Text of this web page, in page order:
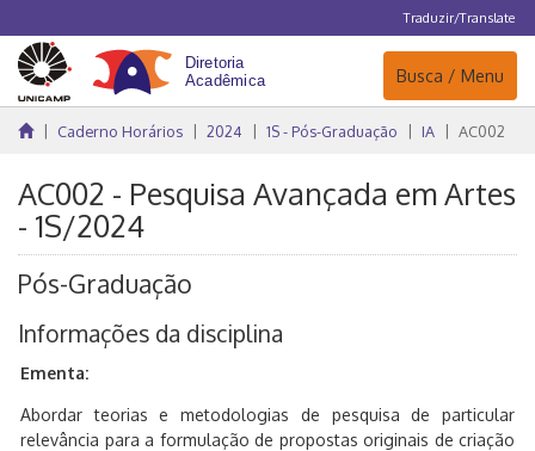
Traduzir/Translate
Navegação
Busca / Menu
Caderno Horários 2024 1S - Pós-Graduação IA AC002
AC002 - Pesquisa Avançada em Artes
- 1S/2024
Pós-Graduação
Informações da disciplina
Ementa:
Abordar teorias e metodologias de pesquisa de particular
relevância para a formulação de propostas originais de criação